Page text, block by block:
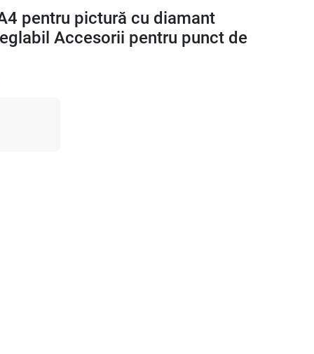
pentru pictură cu diamant
Accesorii pentru punct de